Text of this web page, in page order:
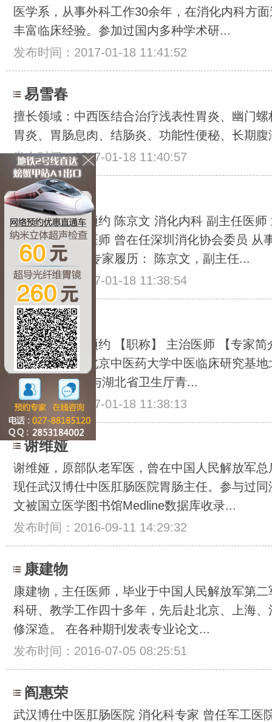
医学系，从事外科工作30余年，在消化内科方
丰富临床经验。参加过国内多种学术研...
发布时间：2017-01-18 11:41:52
易雪春
擅长领域：中西医结合治疗浅表性胃炎、幽门
胃炎、胃肠息肉、结肠炎、功能性便秘、长期
发布时间：2017-01-18 11:40:57
陈京文
点击咨询在线预约 陈京文 消化内科 副主任医
化内科副主任医师 曾在任深圳消化协会委员 从
临床经验丰富 专家履历： 陈京文，副主任...
发布时间：2017-01-18 11:38:54
邱文胜
点击咨询在线预约 【职称】 主治医师 【专家
医研究机构、北京中医药大学中医临床研究基
家。 早年间参与湖北省卫生厅青...
发布时间：2017-01-18 11:38:13
谢维娅
谢维娅，原部队老军医，曾在中国人民解放军
现任武汉博仕中医肛肠医院胃肠主任。参与过
文被国立医学图书馆Medline数据库收录...
发布时间：2016-09-11 14:29:32
康建物
康建物，主任医师，毕业于中国人民解放军第
科研、教学工作四十多年，先后赴北京、上海
修深造。 在各种期刊发表专业论文...
发布时间：2016-07-05 08:25:51
阎惠荣
武汉博仕中医肛肠医院 消化科专家 曾任军工医